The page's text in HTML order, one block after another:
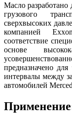
Масло разработано
грузового
сверхвысоких
компанией
соответствие
основе
предназначено
интервалы между
автомобилей